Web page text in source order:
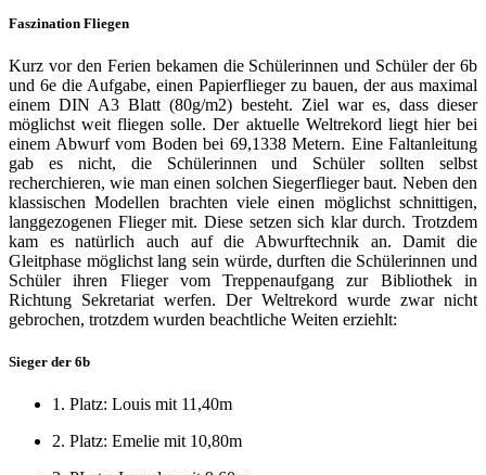
Faszination Fliegen
Kurz vor den Ferien bekamen die Schülerinnen und Schüler der 6b
und 6e die Aufgabe, einen Papierflieger zu bauen, der aus maximal
einem DIN A3 Blatt (80g/m2) besteht. Ziel war es, dass dieser
möglichst weit fliegen solle. Der aktuelle Weltrekord liegt hier bei
einem Abwurf vom Boden bei 69,1338 Metern. Eine Faltanleitung
gab es nicht, die Schülerinnen und Schüler sollten selbst
recherchieren, wie man einen solchen Siegerflieger baut. Neben den
klassischen Modellen brachten viele einen möglichst schnittigen,
langgezogenen Flieger mit. Diese setzen sich klar durch. Trotzdem
kam es natürlich auch auf die Abwurftechnik an. Damit die
Gleitphase möglichst lang sein würde, durften die Schülerinnen und
Schüler ihren Flieger vom Treppenaufgang zur Bibliothek in
Richtung Sekretariat werfen. Der Weltrekord wurde zwar nicht
gebrochen, trotzdem wurden beachtliche Weiten erziehlt:
Sieger der 6b
1. Platz: Louis mit 11,40m
2. Platz: Emelie mit 10,80m